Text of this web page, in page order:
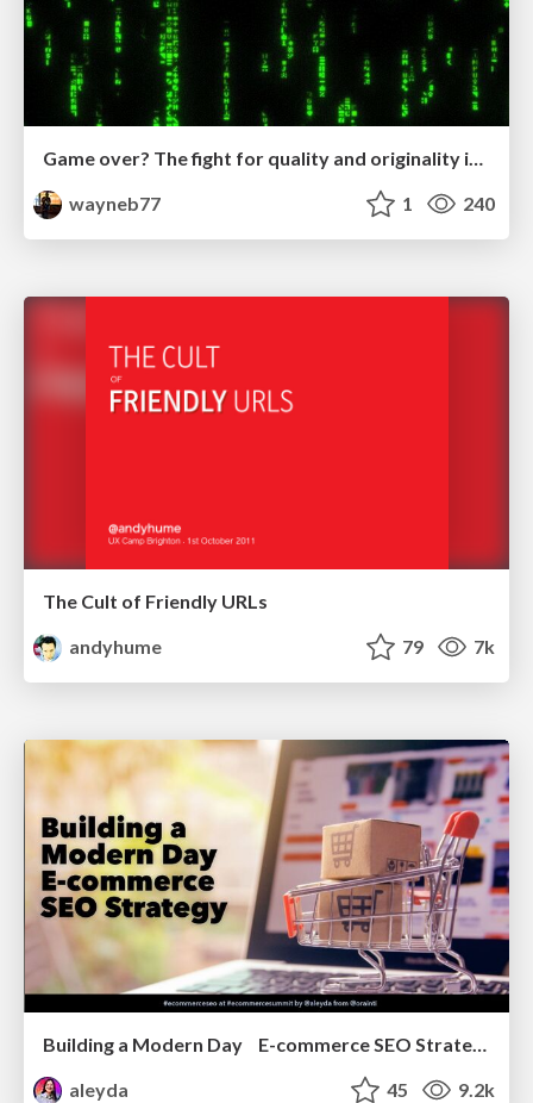
wayneb77
1 240
The Cult of Friendly URLs
andyhume
79 7k
Building a Modern Day E-commerce SEO Strategy
aleyda
45 9.2k